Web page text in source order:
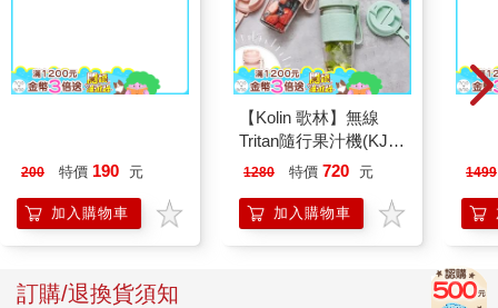
200 特價 190 元
加入購物車
【Kolin 歌林】無線
Tritan隨行果汁機(KJE-
MN502)
1280 特價 720 元
加入購物車
機)
1499
訂購/退換貨須知